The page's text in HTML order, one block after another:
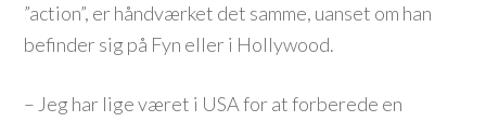
”action”, er håndværket det samme, uanset om han
befinder sig på Fyn eller i Hollywood.
– Jeg har lige været i USA for at forberede en